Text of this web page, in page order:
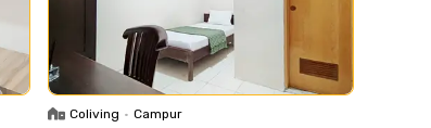
Coliving • Campur